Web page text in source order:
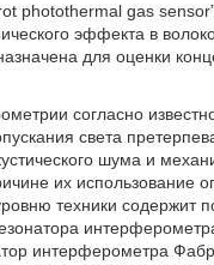
photothermal gas
эффекта в
для оценки
согласно
света
шума и
их
техники
интерферометра